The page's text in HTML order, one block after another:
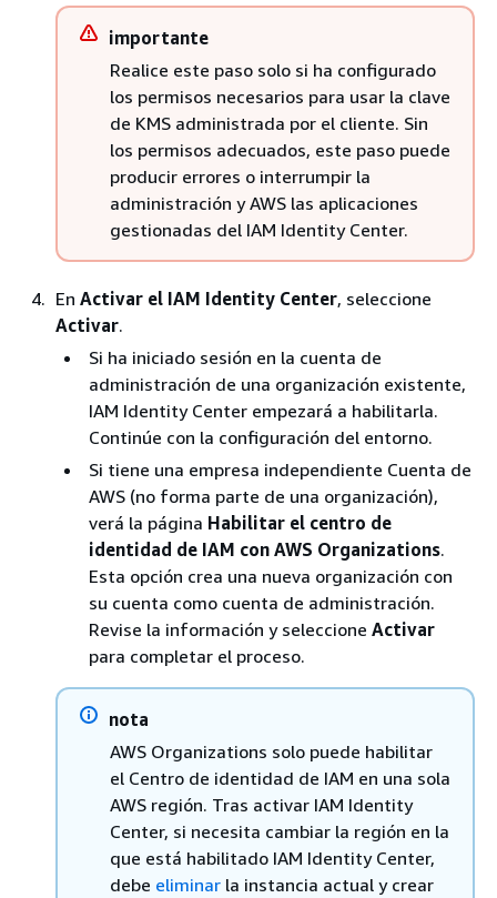
importante
Realice este paso solo si ha configurado
los permisos necesarios para usar la clave
de KMS administrada por el cliente. Sin
los permisos adecuados, este paso puede
producir errores o interrumpir la
administración y AWS las aplicaciones
gestionadas del IAM Identity Center.
En Activar el IAM Identity Center, seleccione
Activar.
Si ha iniciado sesión en la cuenta de
administración de una organización existente,
IAM Identity Center empezará a habilitarla.
Continúe con la configuración del entorno.
Si tiene una empresa independiente Cuenta de
AWS (no forma parte de una organización),
verá la página Habilitar el centro de
identidad de IAM con AWS Organizations.
Esta opción crea una nueva organización con
su cuenta como cuenta de administración.
Revise la información y seleccione Activar
para completar el proceso.
nota
AWS Organizations solo puede habilitar
el Centro de identidad de IAM en una sola
AWS región. Tras activar IAM Identity
Center, si necesita cambiar la región en la
que está habilitado IAM Identity Center,
debe eliminar la instancia actual y crear